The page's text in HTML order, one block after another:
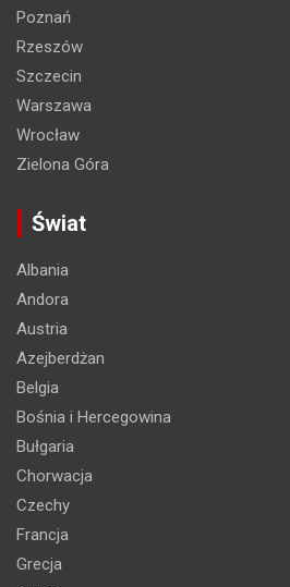
Poznań
Rzeszów
Szczecin
Warszawa
Wrocław
Zielona Góra
Świat
Albania
Andora
Austria
Azejberdżan
Belgia
Bośnia i Hercegowina
Bułgaria
Chorwacja
Czechy
Francja
Grecja